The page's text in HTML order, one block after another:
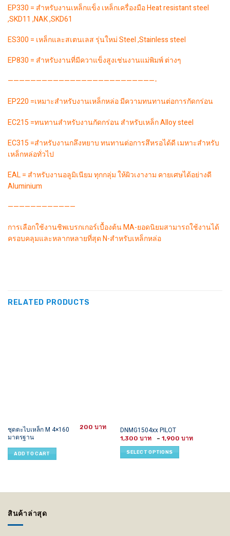
EP330 = สำหรับงานเหล็กแข็ง เหล็กเครื่องมือ Heat resistant steel
,SKD11 ,NAK ,SKD61
ES300 = เหล็กและสเตนเลส รุ่นใหม่ Steel ,Stainless steel
EP830 = สำหรับงานที่มีควาแข็งสูงเช่นงานแม่พิมพ์ ต่างๆ
——————————————————————————-
EP220 =เหมาะสำหรับงานเหล็กหล่อ มีความทนทานต่อการกัดกร่อน
EC215 =ทนทานสำหรับงานกัดกร่อน สำหรับเหล็ก Alloy steel
EC315 =สำหรับงานกลึงหยาบ ทนทานต่อการสึหรอได้ดี เมหาะสำหรับ
เหล็กหล่อทั่วไป
EAL = สำหรับงานอลูมิเนียม ทุกกลุ่ม ให้ผิวเงางาม คายเศษได้อย่างดี
Aluminium
————————————
การเลือกใช้งานชิพเบรกเกอร์เบื้องต้น MA-ยอดนิยมสามารถใช้งานได้
ครอบคลุมและหลากหลายที่สุด N-สำหรับเหล็กหล่อ
RELATED PRODUCTS
ชุดตะไบเหล็ก M 4×160
มาตรฐาน
200
ADD TO CART
DNMG1504xx PILOT
1,300 – 1,900
SELECT OPTIONS
This
product
has
multiple
สินค้าล่าสุด